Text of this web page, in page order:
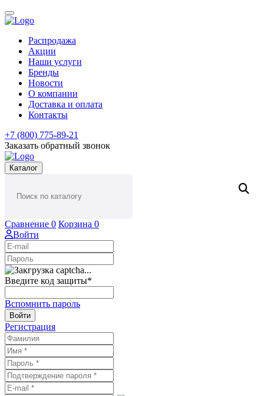
Распродажа
Акции
Наши услуги
Бренды
Новости
О компании
Доставка и оплата
Контакты
+7 (800) 775-89-21
Заказать обратный звонок
Каталог
Сравнение 0 Корзина 0
Войти
Введите код защиты*
Вспомнить пароль
Войти
Регистрация